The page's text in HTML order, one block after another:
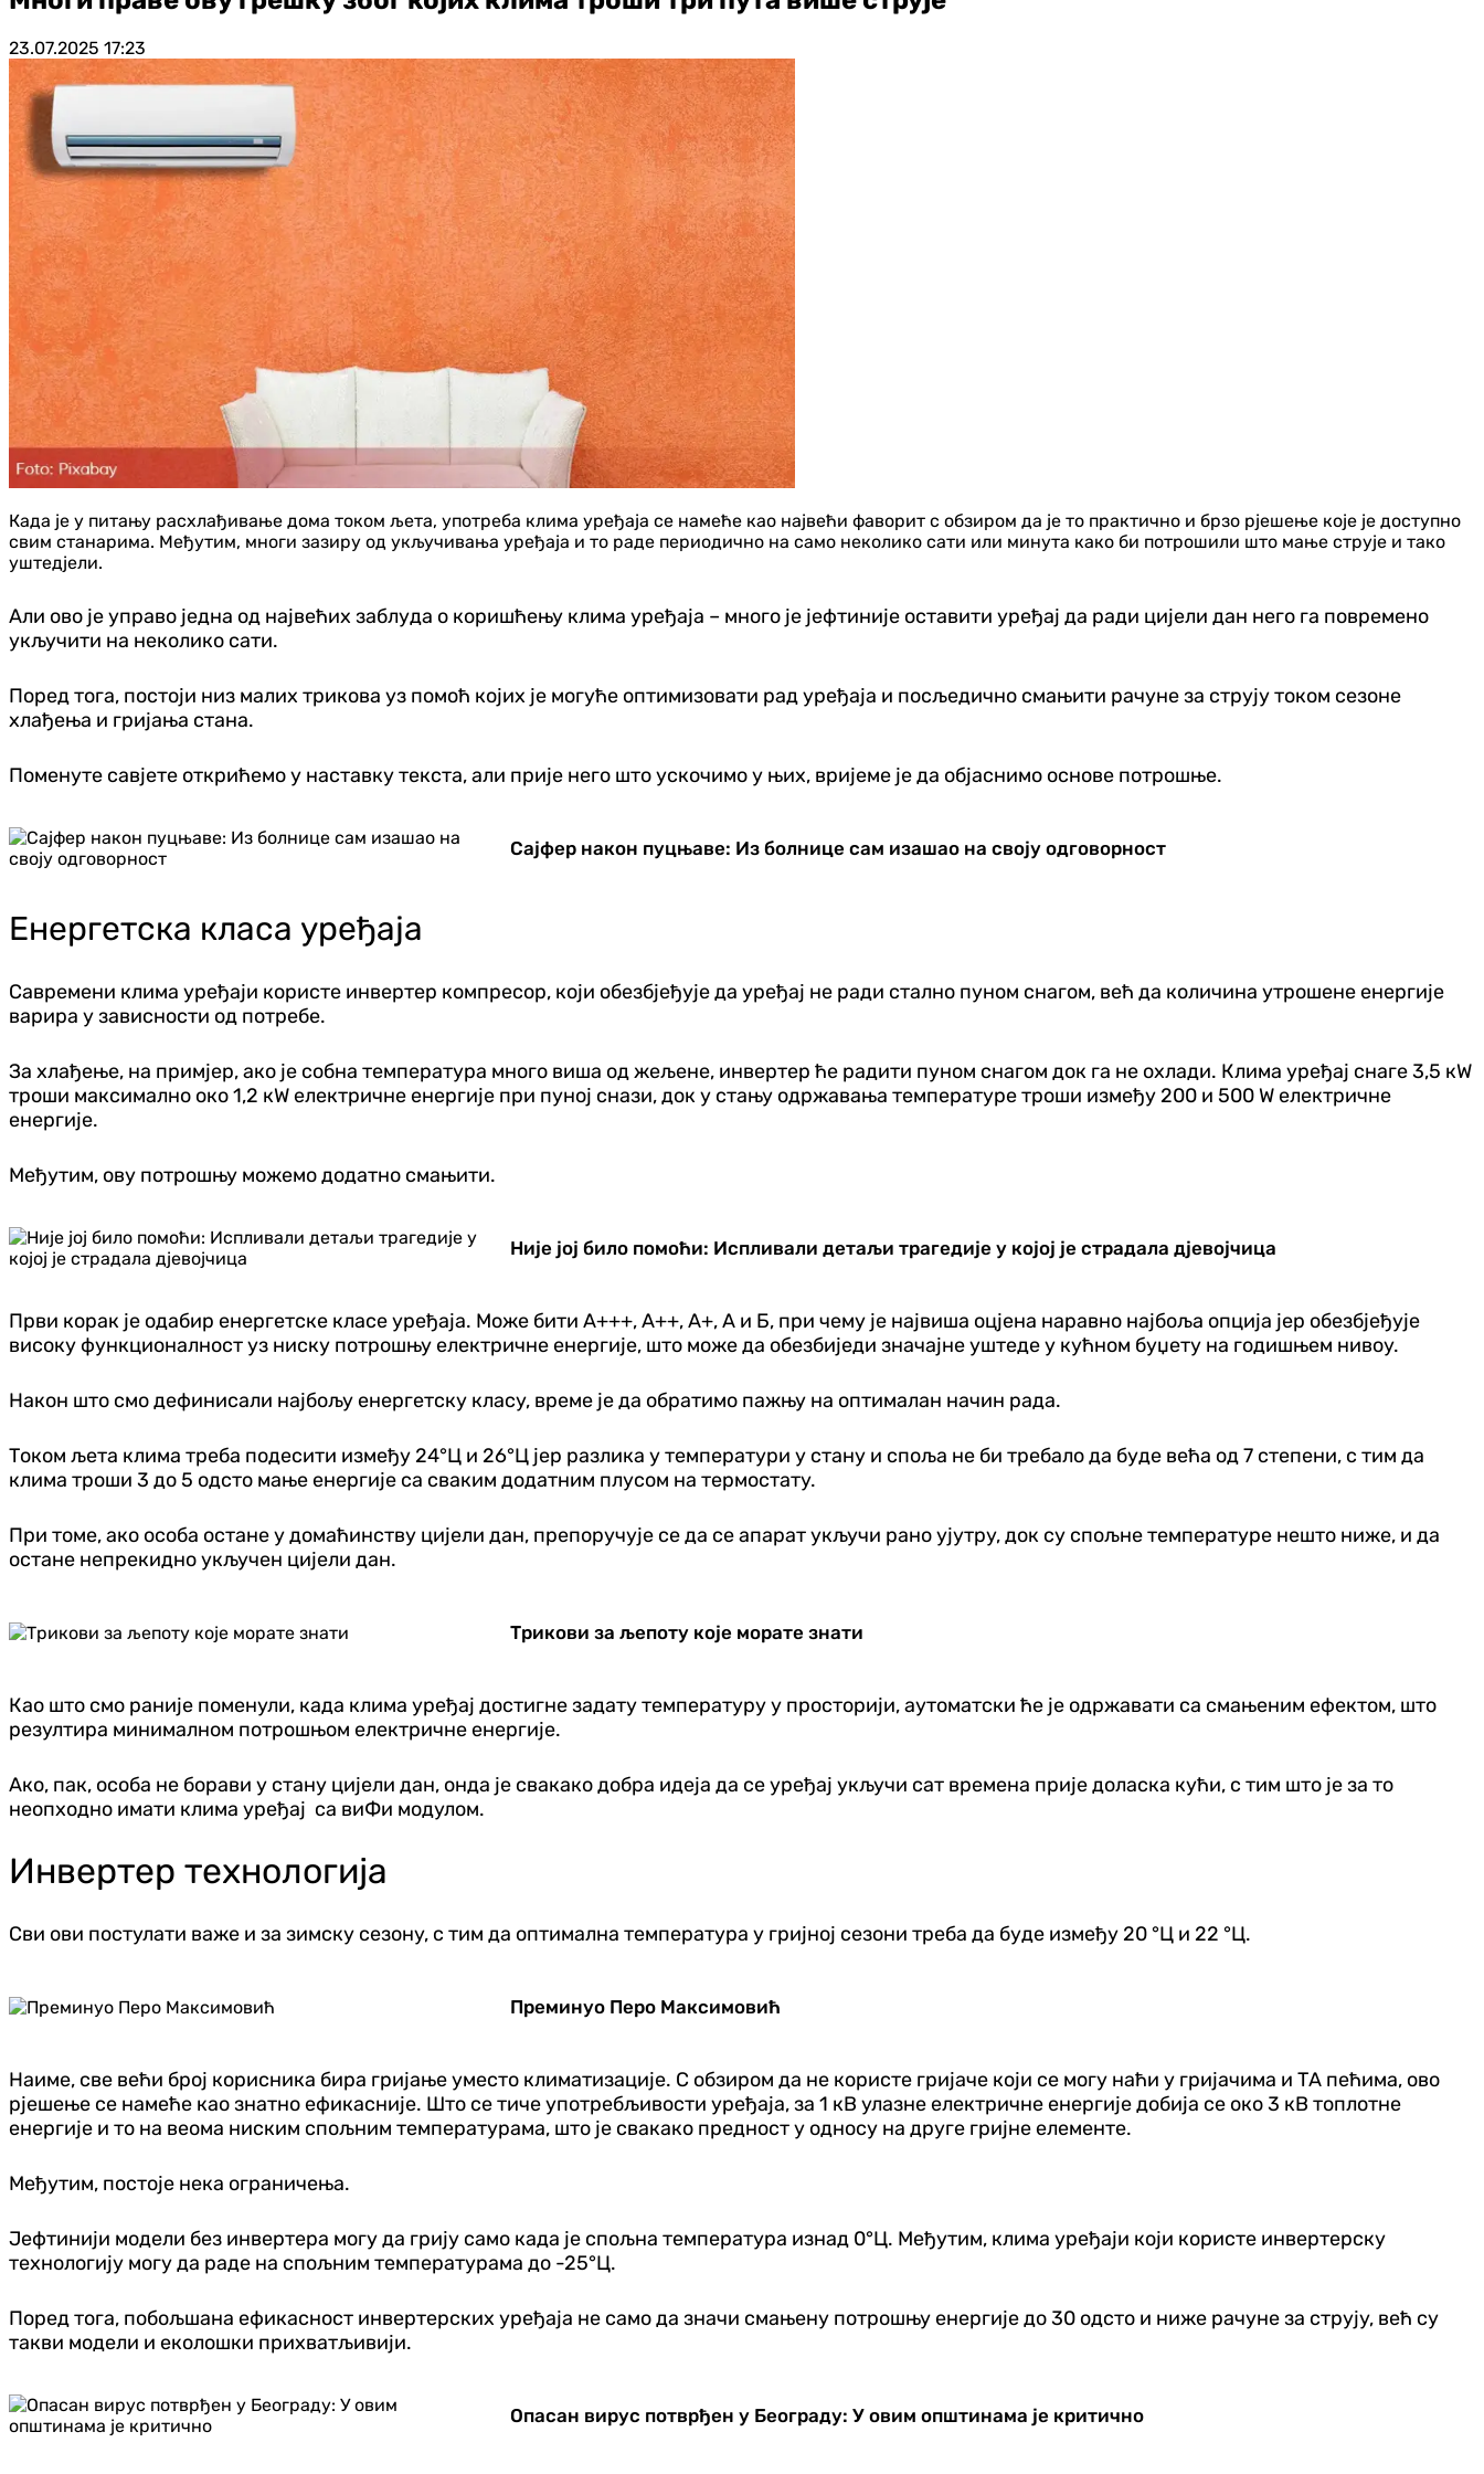
23.07.2025 17:23
Када је у питању расхлађивање дома током љета, употреба клима уређаја се намеће као највећи фаворит с обзиром да је то практично и брзо рјешење које је доступно
свим станарима. Међутим, многи зазиру од укључивања уређаја и то раде периодично на само неколико сати или минута како би потрошили што мање струје и тако
уштедјели.
Али ово је управо једна од највећих заблуда о коришћењу клима уређаја – много је јефтиније оставити уређај да ради цијели дан него га повремено
укључити на неколико сати.
Поред тога, постоји низ малих трикова уз помоћ којих је могуће оптимизовати рад уређаја и посљедично смањити рачуне за струју током сезоне
хлађења и гријања стана.
Поменуте савјете открићемо у наставку текста, али прије него што ускочимо у њих, вријеме је да објаснимо основе потрошње.
Сајфер након пуцњаве: Из болнице сам изашао на своју одговорност
Енергетска класа уређаја
Савремени клима уређаји користе инвертер компресор, који обезбјеђује да уређај не ради стално пуном снагом, већ да количина утрошене енергије
варира у зависности од потребе.
За хлађење, на примјер, ако је собна температура много виша од жељене, инвертер ће радити пуном снагом док га не охлади. Клима уређај снаге 3,5 кW
троши максимално око 1,2 кW електричне енергије при пуној снази, док у стању одржавања температуре троши између 200 и 500 W електричне
енергије.
Међутим, ову потрошњу можемо додатно смањити.
Није јој било помоћи: Испливали детаљи трагедије у којој је страдала дјевојчица
Први корак је одабир енергетске класе уређаја. Може бити А+++, А++, А+, А и Б, при чему је највиша оцјена наравно најбоља опција јер обезбјеђује
високу функционалност уз ниску потрошњу електричне енергије, што може да обезбиједи значајне уштеде у кућном буџету на годишњем нивоу.
Након што смо дефинисали најбољу енергетску класу, време је да обратимо пажњу на оптималан начин рада.
Током љета клима треба подесити између 24°Ц и 26°Ц јер разлика у температури у стану и споља не би требало да буде већа од 7 степени, с тим да
клима троши 3 до 5 одсто мање енергије са сваким додатним плусом на термостату.
При томе, ако особа остане у домаћинству цијели дан, препоручује се да се апарат укључи рано ујутру, док су спољне температуре нешто ниже, и да
остане непрекидно укључен цијели дан.
Трикови за љепоту које морате знати
Као што смо раније поменули, када клима уређај достигне задату температуру у просторији, аутоматски ће је одржавати са смањеним ефектом, што
резултира минималном потрошњом електричне енергије.
Ако, пак, особа не борави у стану цијели дан, онда је свакако добра идеја да се уређај укључи сат времена прије доласка кући, с тим што је за то
неопходно имати клима уређај са виФи модулом.
Инвертер технологија
Сви ови постулати важе и за зимску сезону, с тим да оптимална температура у гријној сезони треба да буде између 20 °Ц и 22 °Ц.
Преминуо Перо Максимовић
Наиме, све већи број корисника бира гријање уместо климатизације. С обзиром да не користе гријаче који се могу наћи у гријачима и ТА пећима, ово
рјешење се намеће као знатно ефикасније. Што се тиче употребљивости уређаја, за 1 кВ улазне електричне енергије добија се око 3 кВ топлотне
енергије и то на веома ниским спољним температурама, што је свакако предност у односу на друге гријне елементе.
Међутим, постоје нека ограничења.
Јефтинији модели без инвертера могу да грију само када је спољна температура изнад 0°Ц. Међутим, клима уређаји који користе инвертерску
технологију могу да раде на спољним температурама до -25°Ц.
Поред тога, побољшана ефикасност инвертерских уређаја не само да значи смањену потрошњу енергије до 30 одсто и ниже рачуне за струју, већ су
такви модели и еколошки прихватљивији.
Опасан вирус потврђен у Београду: У овим општинама је критично